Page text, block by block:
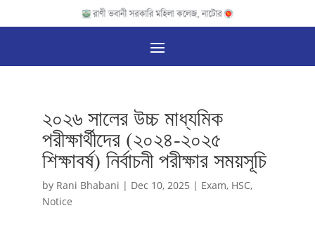
২০২৬ সালের উচ্চ মাধ্যমিক
পরীক্ষার্থীদের (২০২৪-২০২৫
শিক্ষাবর্ষ) নির্বাচনী পরীক্ষার সময়সূচি
by Rani Bhabani | Dec 10, 2025 | Exam, HSC,
Notice